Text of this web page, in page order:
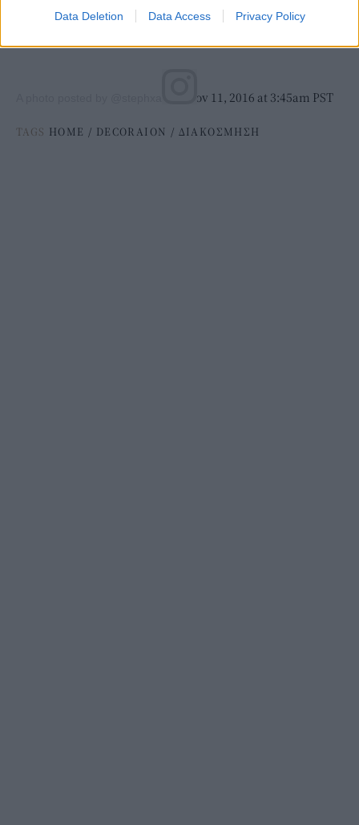
Data Deletion Data Access Privacy Policy
on Nov 11, 2016 at 3:45am PST
TAGS HOME / DECORAION / ΔΙΑΚΟΣΜΗΣΗ